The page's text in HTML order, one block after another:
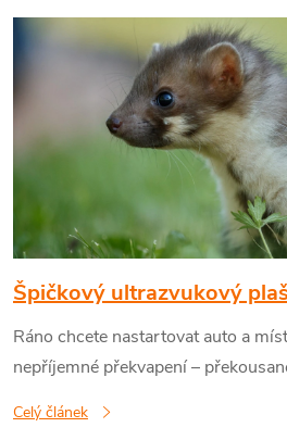
V
ý
p
i
s
č
l
á
Špičkový ultrazvukový
Ráno chcete nastartovat auto a
nepříjemné překvapení –
Celý článek